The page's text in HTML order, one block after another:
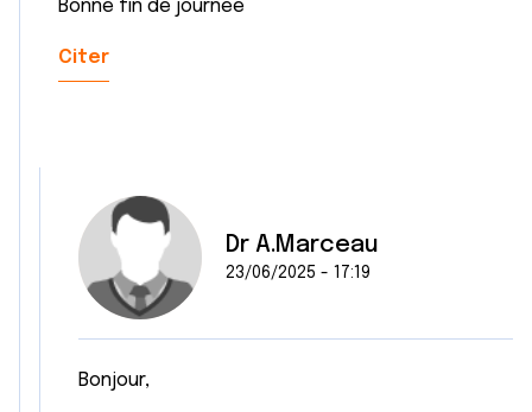
Bonne fin de journée
Citer
Dr A.Marceau
23/06/2025 - 17:19
Bonjour,